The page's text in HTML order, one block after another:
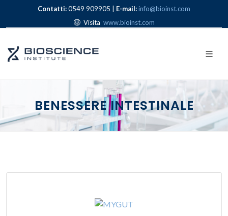
Contatti:0549 909905 | E-mail:info@bioinst.com
Visita www.bioinst.com
BENESSERE INTESTINALE